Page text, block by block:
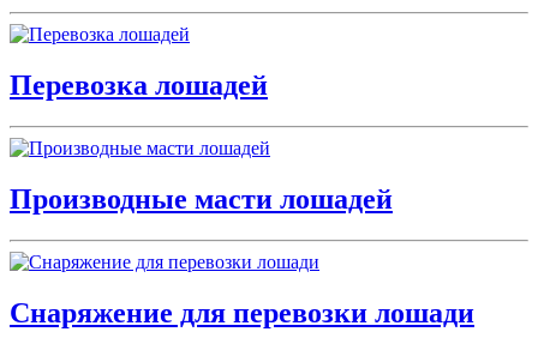
Перевозка лошадей
Производные масти лошадей
Снаряжение для перевозки лошади